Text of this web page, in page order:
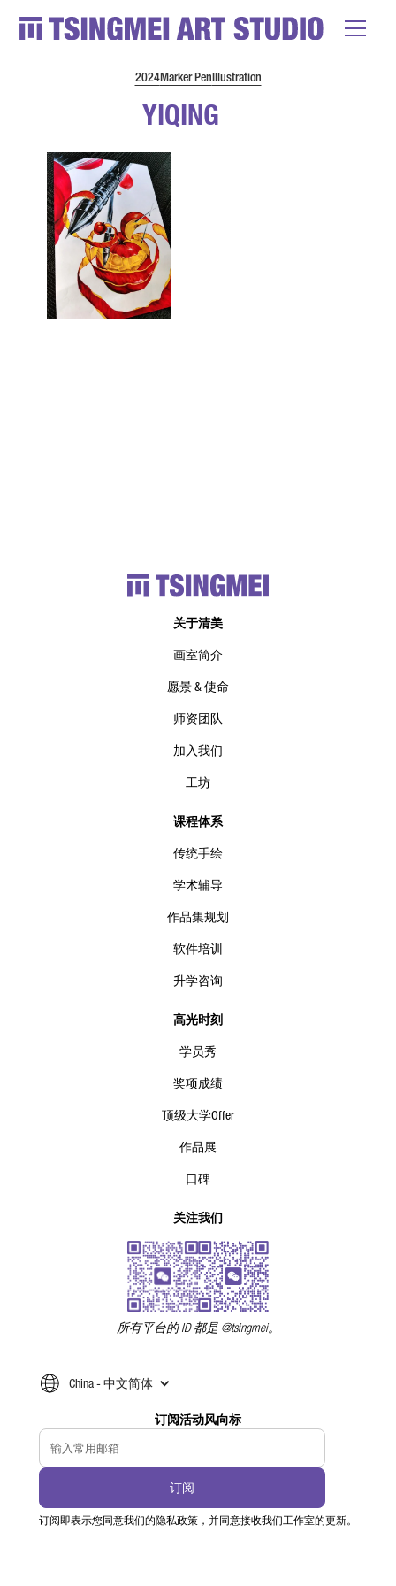
2024Marker Pen Illustration
YIQING
关于清美
画室简介
愿景 & 使命
师资团队
加入我们
工坊
课程体系
传统手绘
学术辅导
作品集规划
软件培训
升学咨询
高光时刻
学员秀
奖项成绩
顶级大学Offer
作品展
口碑
关注我们
所有平台的 ID 都是 @tsingmei。
China - 中文简体
订阅活动风向标
订阅即表示您同意我们的隐私政策，并同意接收我们工作室的更新。